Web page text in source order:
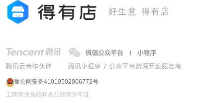
好生意 得有店
豫公网安备41010502006772号
工商营业执照和食品经营许可证